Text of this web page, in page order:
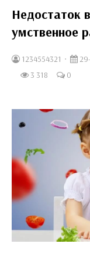
Недостаток
умственное
1234554321
3 318
0